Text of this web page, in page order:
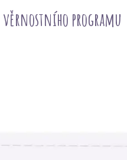
věrnostního programu